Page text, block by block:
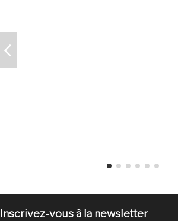
Inscrivez-vous à la newsletter